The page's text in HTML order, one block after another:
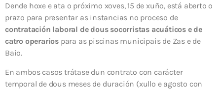
Dende hoxe e ata o próximo xoves, 15 de xuño, está aberto o
prazo para presentar as instancias no proceso de
contratación laboral de dous socorristas acuáticos e de
catro operarios para as piscinas municipais de Zas e de
Baio.
En ambos casos trátase dun contrato con carácter
temporal de dous meses de duración (xullo e agosto con